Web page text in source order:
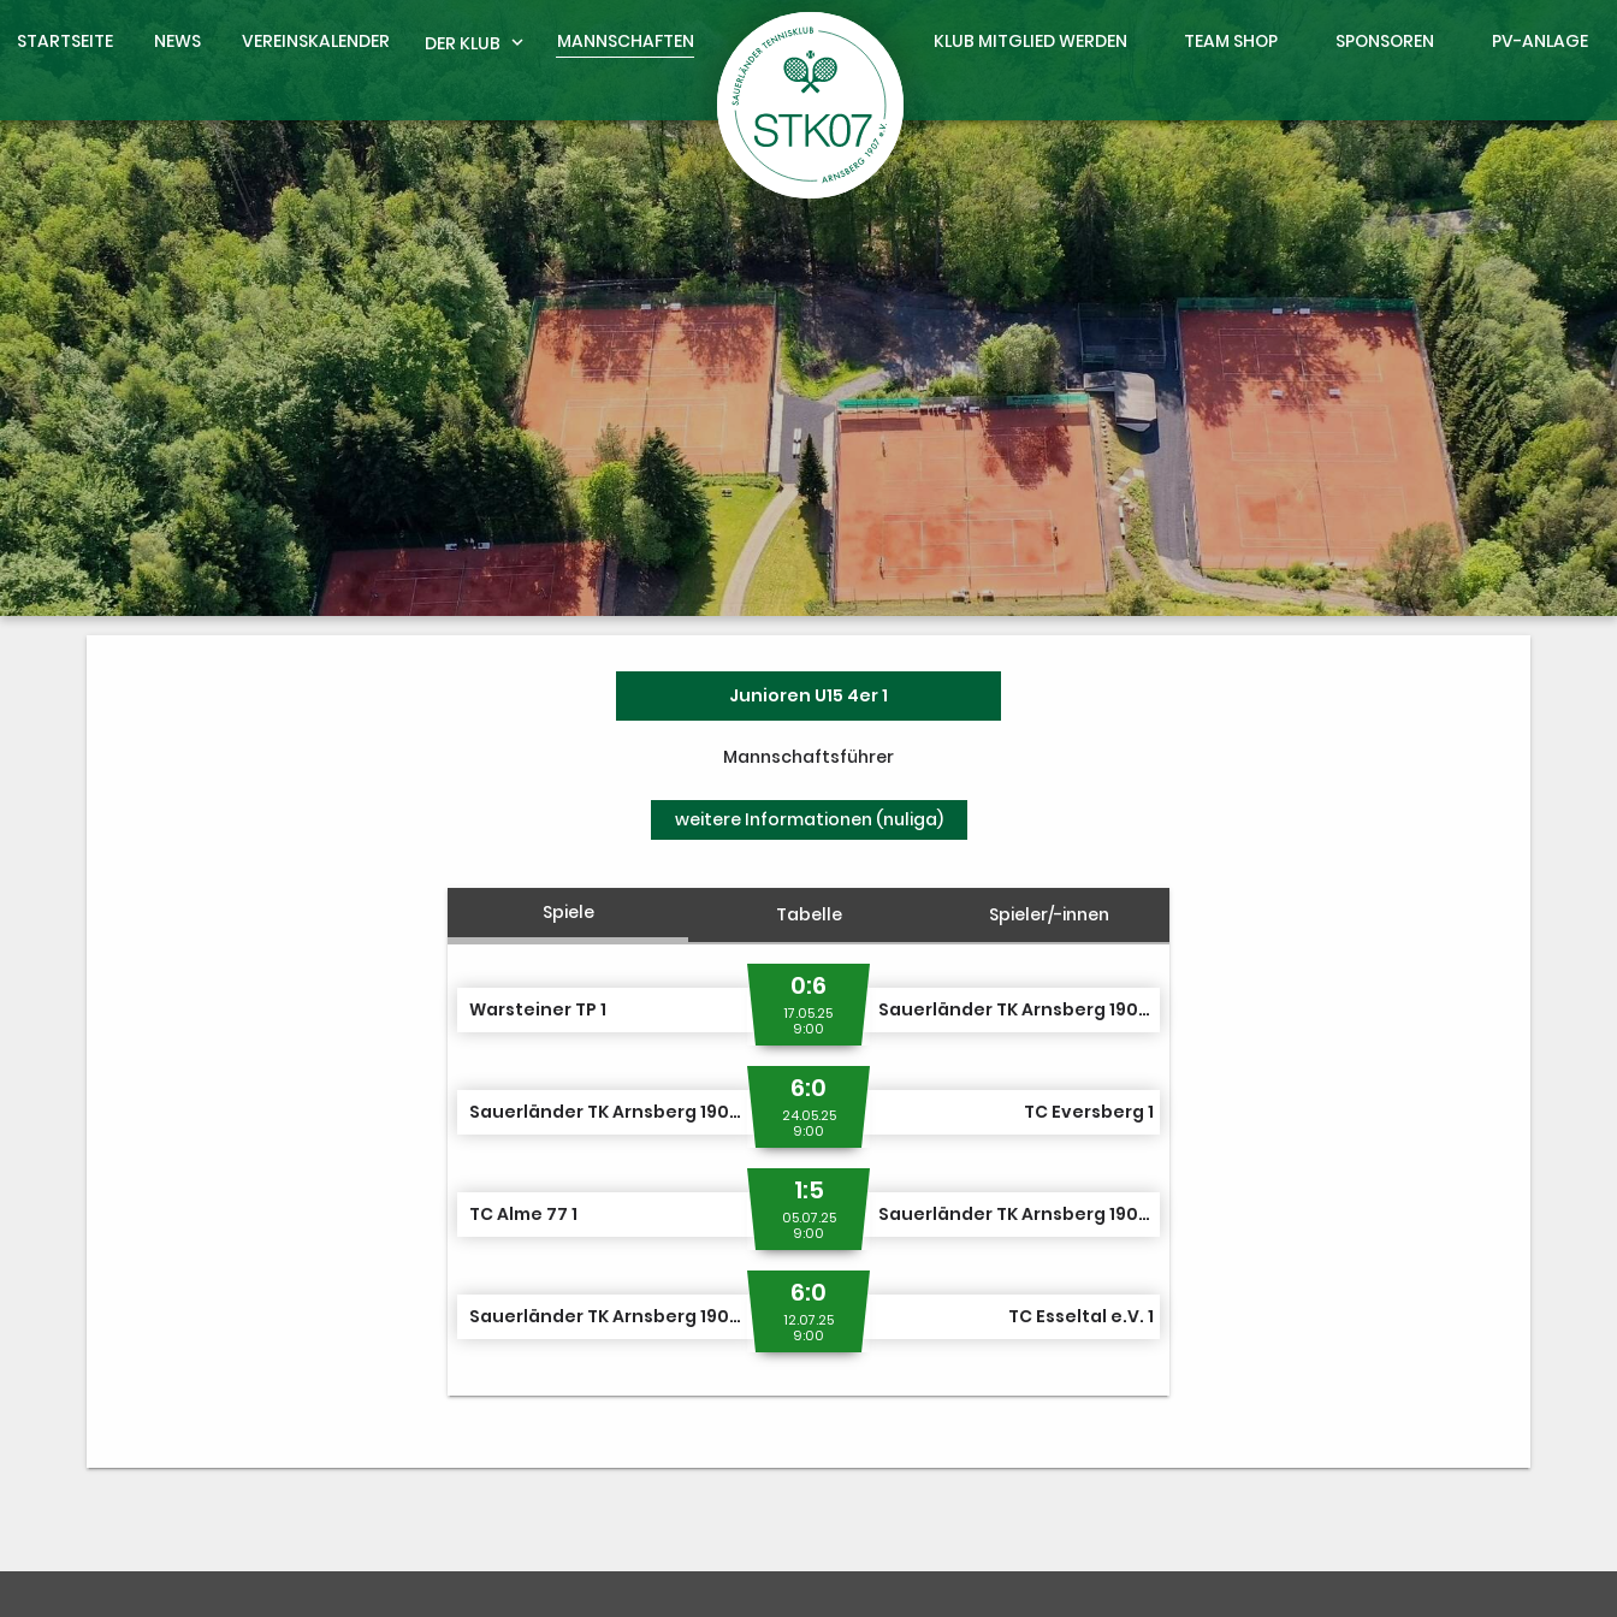
STARTSEITE NEWS VEREINSKALENDER DER KLUB expand_more MANNSCHAFTEN KLUB MITGLIED WERDEN TEAM SHOP SPONSOREN PV-ANLAGE
Junioren U15 4er 1
Mannschaftsführer
weitere Informationen (nuliga)
Spiele Tabelle Spieler/-innen
Warsteiner TP 1
0:6
17.05.25
9:00
Sauerländer TK Arnsberg 1907 1
Sauerländer TK Arnsberg 1907 1
6:0
24.05.25
9:00
TC Eversberg 1
TC Alme 77 1
1:5
05.07.25
9:00
Sauerländer TK Arnsberg 1907 1
Sauerländer TK Arnsberg 1907 1
6:0
12.07.25
9:00
TC Esseltal e.V. 1